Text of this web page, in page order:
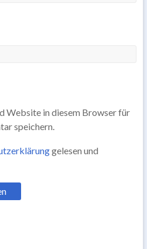
Website in diesem Browser für
speichern.
gelesen und